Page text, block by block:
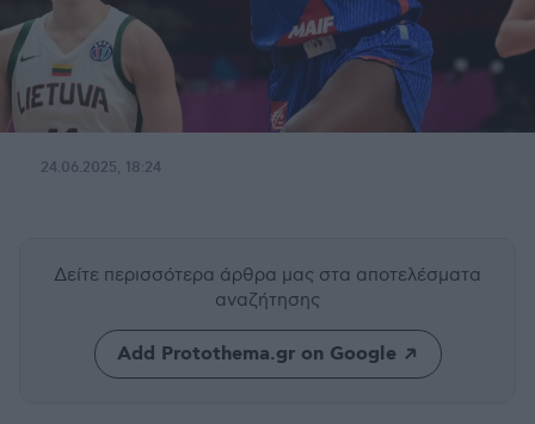
24.06.2025, 18:24
Δείτε περισσότερα άρθρα μας στα αποτελέσματα
αναζήτησης
Add Protothema.gr on Google